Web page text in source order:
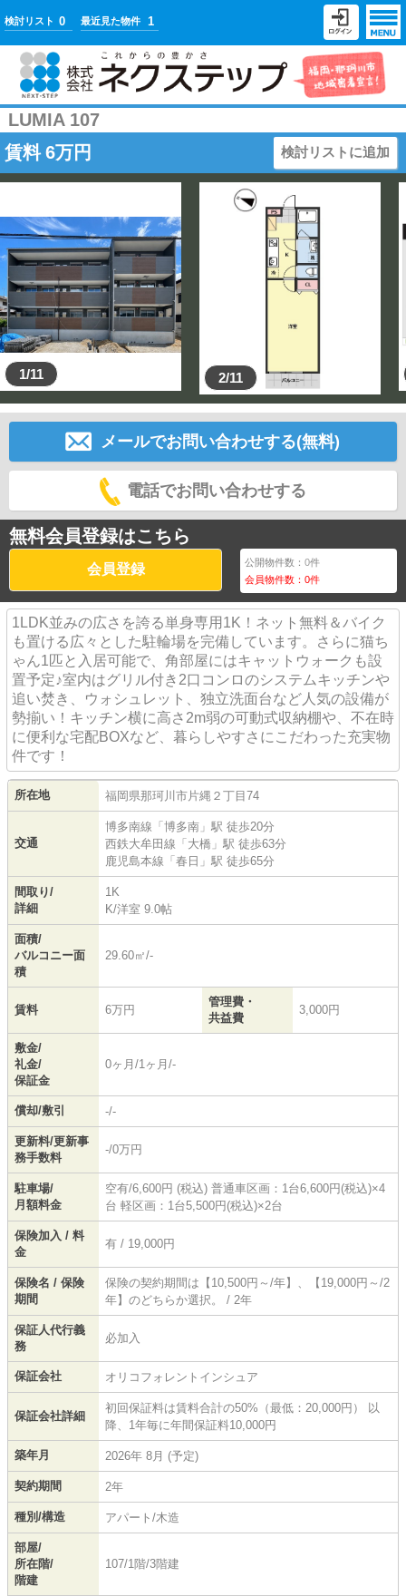
検討リスト 0 最近見た物件 1
LUMIA 107
賃料 6万円 検討リストに追加
1/11 2/11
メールでお問い合わせする(無料)
電話でお問い合わせする
無料会員登録はこちら
会員登録 公開物件数：0件
会員物件数：0件
1LDK並みの広さを誇る単身専用1K！ネット無料＆バイク
も置ける広々とした駐輪場を完備しています。さらに猫ち
ゃん1匹と入居可能で、角部屋にはキャットウォークも設
置予定♪室内はグリル付き2口コンロのシステムキッチンや
追い焚き、ウォシュレット、独立洗面台など人気の設備が
勢揃い！キッチン横に高さ2m弱の可動式収納棚や、不在時
に便利な宅配BOXなど、暮らしやすさにこだわった充実物
件です！
所在地 福岡県那珂川市片縄 ２丁目74
交通
博多南線 「 博多南 」駅 徒歩20分
西鉄大牟田線 「 大橋 」駅 徒歩63分
鹿児島本線 「 春日 」駅 徒歩65分
間取り/
詳細
1K
K/洋室 9.0帖
面積/
バルコニー面
積
29.60㎡/-
賃料 6万円
管理費・
共益費
3,000円
敷金/
礼金/
保証金
0ヶ月/1ヶ月/-
償却/敷引 -/-
更新料/更新事
務手数料
-/0万円
駐車場/
月額料金
空有/6,600円 (税込) 普通車区画：1台6,600円(税込)×4
台 軽区画：1台5,500円(税込)×2台
保険加入 / 料
金
有 / 19,000円
保険名 / 保険
期間
保険の契約期間は【10,500円～/年】、【19,000円～/2
年】のどちらか選択。 / 2年
保証人代行義
務
必加入
保証会社 オリコフォレントインシュア
保証会社詳細
初回保証料は賃料合計の50%（最低：20,000円） 以
降、1年毎に年間保証料10,000円
築年月 2026年 8月 (予定)
契約期間 2年
種別/構造 アパート/木造
部屋/
所在階/
階建
107/1階/3階建